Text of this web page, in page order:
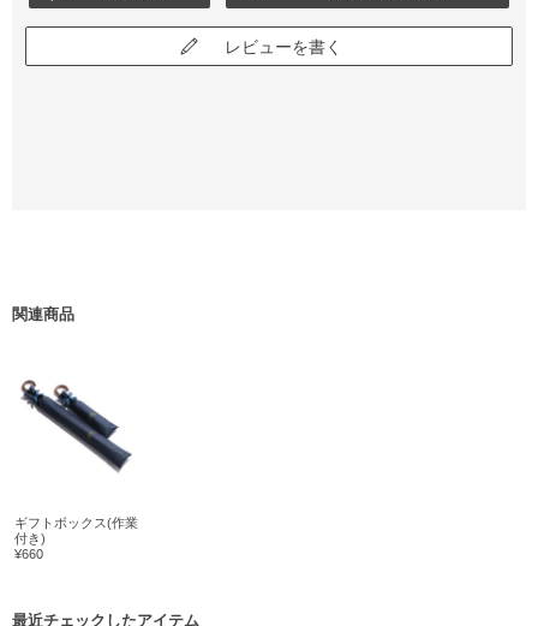
レビューを書く
関連商品
ギフトボックス(作業
付き)
¥660
最近チェックしたアイテム